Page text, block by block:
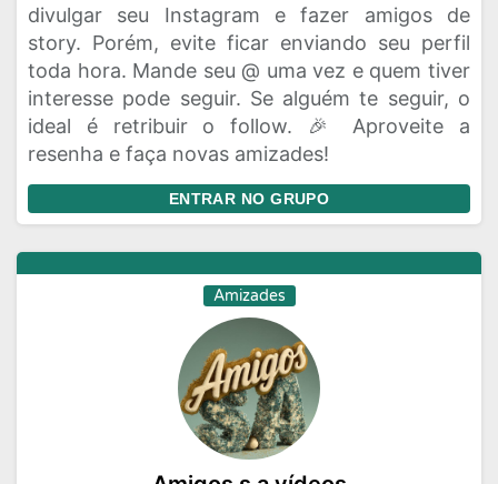
divulgar seu Instagram e fazer amigos de
story. Porém, evite ficar enviando seu perfil
toda hora. Mande seu @ uma vez e quem tiver
interesse pode seguir. Se alguém te seguir, o
ideal é retribuir o follow. 🎉 Aproveite a
resenha e faça novas amizades!
ENTRAR NO GRUPO
Amizades